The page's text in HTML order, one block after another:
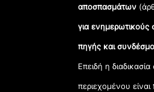
αποσπασμάτων
για ενημερωτικούς
πηγής και
Επειδή η
περιεχομένου είναι